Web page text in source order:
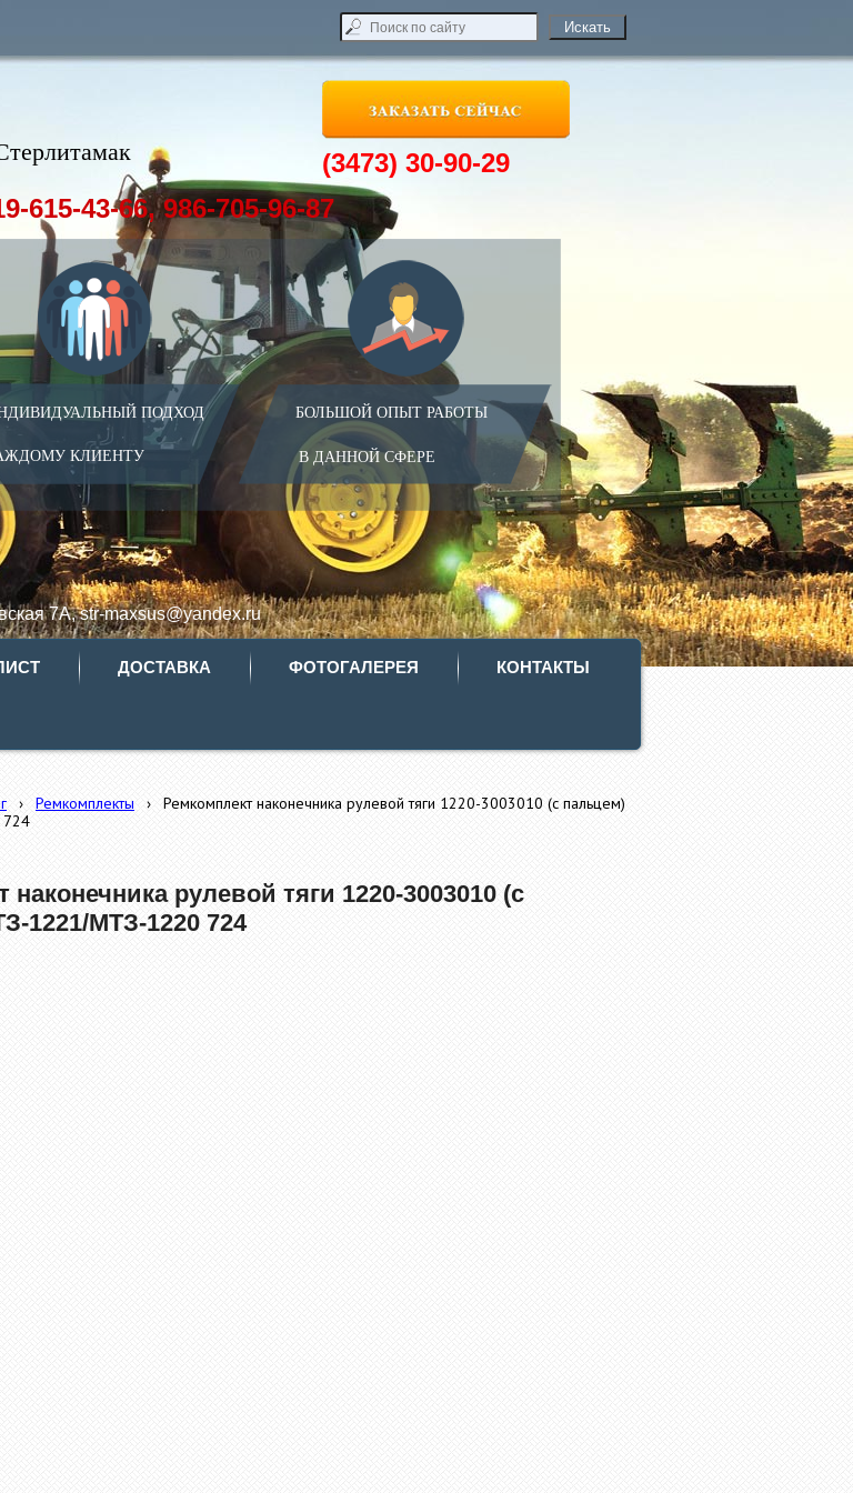
ПОДХОД
КЛИЕНТУ
БОЛЬШОЙ ОПЫТ РАБОТЫ
В ДАННОЙ СФЕРЕ
7А, str-maxsus@yandex.ru
615-43-66, 986-705-96-87
(3473) 30-90-29
ДОСТАВКА ФОТОГАЛЕРЕЯ КОНТАКТЫ
› Ремкомплекты ›
Ремкомплект наконечника рулевой тяги 1220-3003010 (с пальцем)
наконечника рулевой тяги 1220-3003010 (с
1221/МТЗ-1220 724